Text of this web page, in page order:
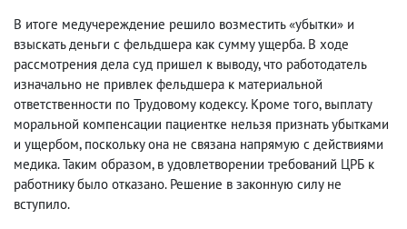
В итоге медучереждение решило возместить «убытки» и
взыскать деньги с фельдшера как сумму ущерба. В ходе
рассмотрения дела суд пришел к выводу, что работодатель
изначально не привлек фельдшера к материальной
ответственности по Трудовому кодексу. Кроме того, выплату
моральной компенсации пациентке нельзя признать убытками
и ущербом, поскольку она не связана напрямую с действиями
медика. Таким образом, в удовлетворении требований ЦРБ к
работнику было отказано. Решение в законную силу не
вступило.